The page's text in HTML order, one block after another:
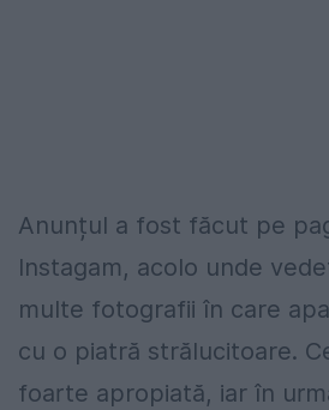
Anunțul a fost făcut pe
Instagam, acolo unde
multe fotografii în care
cu o piatră strălucitoare.
foarte apropiată, iar în